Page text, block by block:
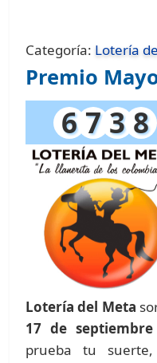
Categoría: Lotería
Premio
6 7 3 8
Lotería del Meta
17 de septiembre
prueba tu